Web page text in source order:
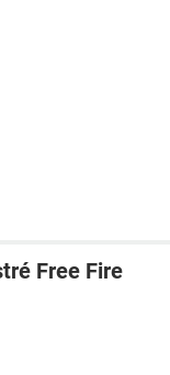
Free Fire